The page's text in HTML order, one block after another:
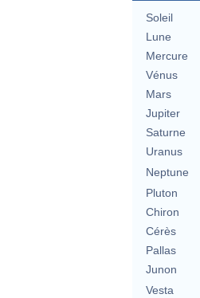
Soleil
Lune
Mercure
Vénus
Mars
Jupiter
Saturne
Uranus
Neptune
Pluton
Chiron
Cérès
Pallas
Junon
Vesta